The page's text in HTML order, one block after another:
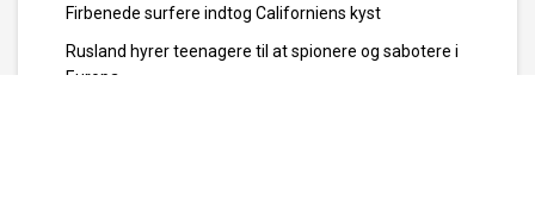
Firbenede surfere indtog Californiens kyst
Rusland hyrer teenagere til at spionere og sabotere i
Europa